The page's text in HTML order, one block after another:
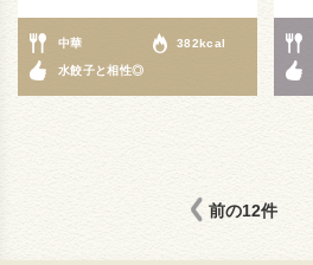
中華 382kcal
水餃子と相性◎
前の12件